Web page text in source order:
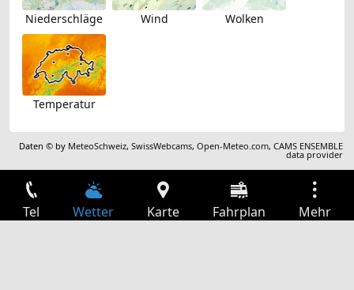
Niederschläge Wind Wolken
Temperatur
Daten © by MeteoSchweiz,SwissWebcams,Open-Meteo.com,CAMS ENSEMBLE
data provider
Tel Wetter Karte Fahrplan Mehr